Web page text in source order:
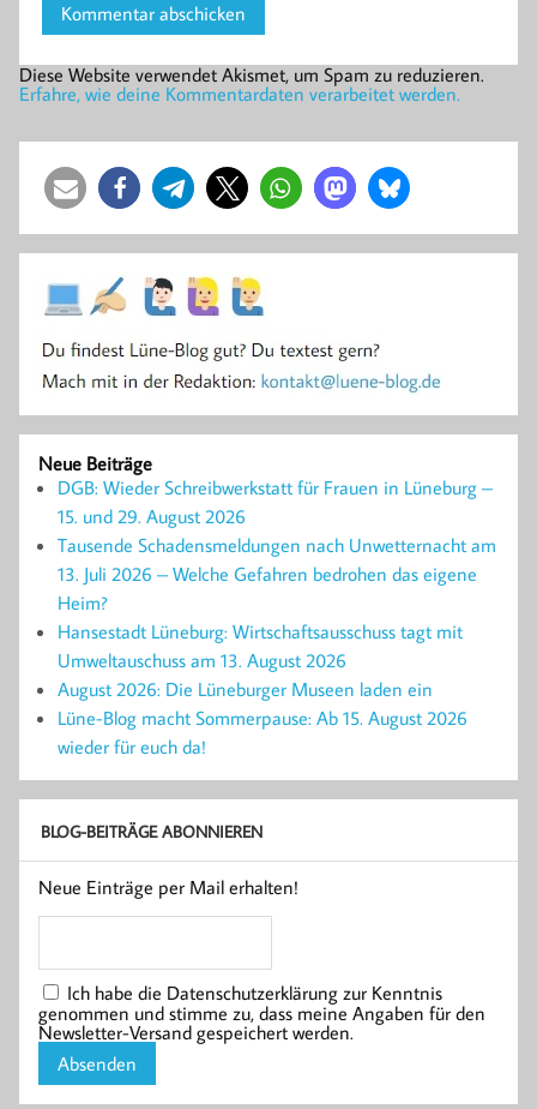
Diese Website verwendet Akismet, um Spam zu reduzieren.
Erfahre, wie deine Kommentardaten verarbeitet werden.
Neue Beiträge
DGB: Wieder Schreibwerkstatt für Frauen in Lüneburg –
15. und 29. August 2026
Tausende Schadensmeldungen nach Unwetternacht am
13. Juli 2026 – Welche Gefahren bedrohen das eigene
Heim?
Hansestadt Lüneburg: Wirtschaftsausschuss tagt mit
Umweltauschuss am 13. August 2026
August 2026: Die Lüneburger Museen laden ein
Lüne-Blog macht Sommerpause: Ab 15. August 2026
wieder für euch da!
BLOG-BEITRÄGE ABONNIEREN
Neue Einträge per Mail erhalten!
Ich habe die Datenschutzerklärung zur Kenntnis
genommen und stimme zu, dass meine Angaben für den
Newsletter-Versand gespeichert werden.